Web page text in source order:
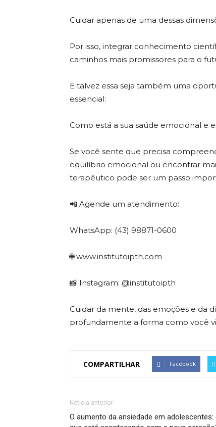
Cuidar apenas de uma dessas
Por isso, integrar conhecimento
caminhos mais promissores para o
E talvez essa seja também uma
essencial:
Como está a sua saúde emocional e
Se você sente que precisa
equilíbrio emocional ou encontrar
terapêutico pode ser um passo
📲 Agende um atendimento:
WhatsApp: (43) 98871-0600
🌐 www.institutoipth.com
📸 Instagram: @institutoipth
Cuidar da mente, das emoções e da
profundamente a forma como você
COMPARTILHAR Facebook
Notícia anterior
O aumento da ansiedade em adolescentes: